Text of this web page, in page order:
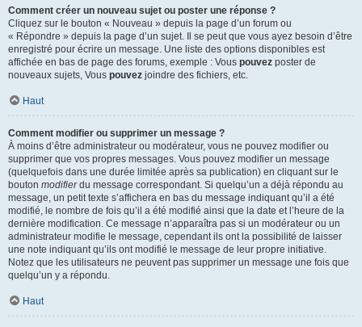
Comment créer un nouveau sujet ou poster une réponse ?
Cliquez sur le bouton « Nouveau » depuis la page d’un forum ou
« Répondre » depuis la page d’un sujet. Il se peut que vous ayez besoin d’être
enregistré pour écrire un message. Une liste des options disponibles est
affichée en bas de page des forums, exemple : Vous pouvez poster de
nouveaux sujets, Vous pouvez joindre des fichiers, etc.
Haut
Comment modifier ou supprimer un message ?
À moins d’être administrateur ou modérateur, vous ne pouvez modifier ou
supprimer que vos propres messages. Vous pouvez modifier un message
(quelquefois dans une durée limitée après sa publication) en cliquant sur le
bouton modifierdu message correspondant. Si quelqu’un a déjà répondu au
message, un petit texte s’affichera en bas du message indiquant qu’il a été
modifié, le nombre de fois qu’il a été modifié ainsi que la date et l’heure de la
dernière modification. Ce message n’apparaîtra pas si un modérateur ou un
administrateur modifie le message, cependant ils ont la possibilité de laisser
une note indiquant qu’ils ont modifié le message de leur propre initiative.
Notez que les utilisateurs ne peuvent pas supprimer un message une fois que
quelqu’un y a répondu.
Haut